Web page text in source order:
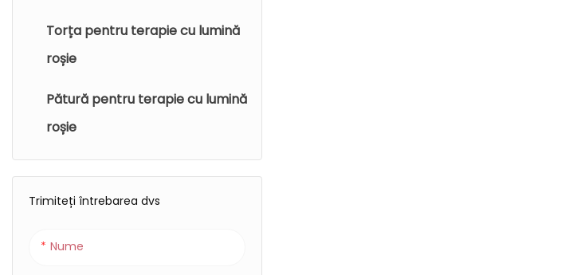
Bagheta de terapie cu lumină
roșie
Dispozitiv de terapie cu
lumină roșie pentru ochi
Torța pentru terapie cu lumină
roșie
Pătură pentru terapie cu lumină
roșie
Trimiteți întrebarea dvs
Nume